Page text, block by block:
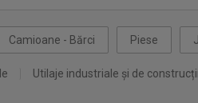
Camioane - Bărci Piese
Utilaje industriale și de construcții